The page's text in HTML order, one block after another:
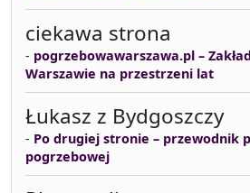
ciekawa strona
- pogrzebowawarszawa.pl –
Warszawie na przestrzeni lat
Łukasz z Bydgoszczy
- Po drugiej stronie – przewodnik
pogrzebowej